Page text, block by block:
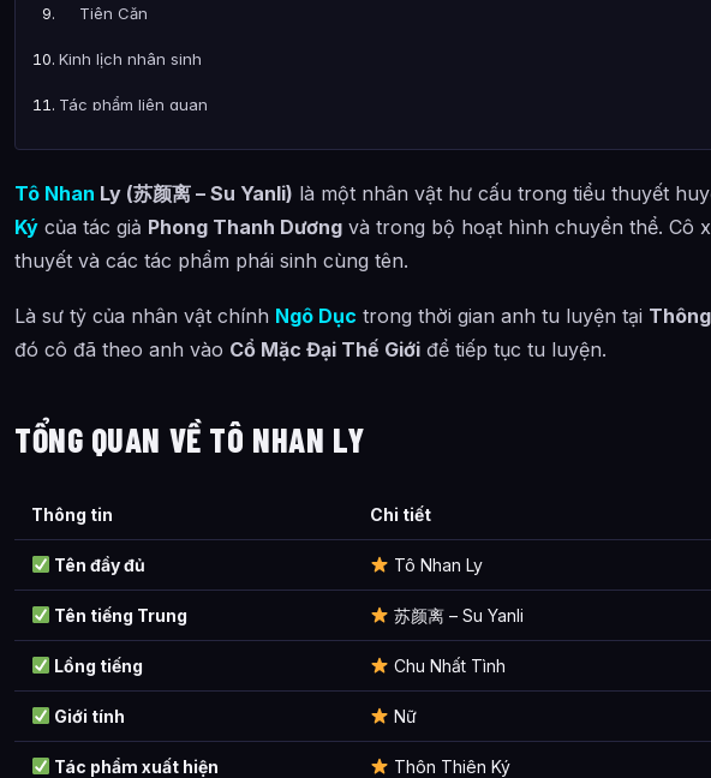
Tiên Căn
Kinh lịch nhân sinh
Tác phẩm liên quan
Ảnh về Tô Nhan Ly
Bài Viết Liên Quan
Câu Hỏi Thường Gặp
Cảnh giới tu luyện của Tô Nhan Ly như thế nào?
Các mối quan hệ quan trọng của Tô Nhan Ly là gì?
Tô Nhan Ly (苏颜离 – Su Yanli) là một nhân vật hư cấu trong tiểu thuyết
Ký của tác giả Phong Thanh Dương và trong bộ hoạt hình chuyển thể. Cô
thuyết và các tác phẩm phái sinh cùng tên.
Là sư tỷ của nhân vật chính Ngô Dục trong thời gian anh tu luyện tại
đó cô đã theo anh vào Cổ Mặc Đại Thế Giới để tiếp tục tu luyện.
TỔNG QUAN VỀ TÔ NHAN LY
Thông tin Chi tiết
Tên đầy đủ Tô Nhan Ly
Tên tiếng Trung 苏颜离 – Su Yanli
Lồng tiếng Chu Nhất Tình
Giới tính Nữ
Tác phẩm xuất hiện Thôn Thiên Ký